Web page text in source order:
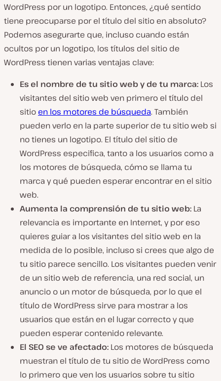
WordPress por un logotipo. Entonces, ¿qué sentido
tiene preocuparse por el título del sitio en absoluto?
Podemos asegurarte que, incluso cuando están
ocultos por un logotipo, los títulos del sitio de
WordPress tienen varias ventajas clave:
Es el nombre de tu sitio web y de tu marca: Los
visitantes del sitio web ven primero el título del
sitio en los motores de búsqueda. También
pueden verlo en la parte superior de tu sitio web si
no tienes un logotipo. El título del sitio de
WordPress especifica, tanto a los usuarios como a
los motores de búsqueda, cómo se llama tu
marca y qué pueden esperar encontrar en el sitio
web.
Aumenta la comprensión de tu sitio web: La
relevancia es importante en Internet, y por eso
quieres guiar a los visitantes del sitio web en la
medida de lo posible, incluso si crees que algo de
tu sitio parece sencillo. Los visitantes pueden venir
de un sitio web de referencia, una red social, un
anuncio o un motor de búsqueda, por lo que el
título de WordPress sirve para mostrar a los
usuarios que están en el lugar correcto y que
pueden esperar contenido relevante.
El SEO se ve afectado: Los motores de búsqueda
muestran el título de tu sitio de WordPress como
lo primero que ven los usuarios sobre tu sitio